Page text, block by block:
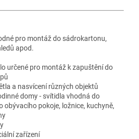
pro montáž do sádrokartonu,
apod.
určené pro montáž k zapuštění do
a nasvícení různých objektů
domy - svítidla vhodná do
obývacího pokoje, ložnice, kuchyně,
zařízení